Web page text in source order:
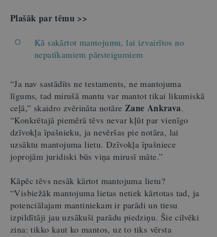
Plašāk par tēmu >>
Kā sakārtot mantojumu, lai izvairītos no
nepatīkamiem pārsteigumiem
“Ja nav sastādīts ne testaments, ne mantojuma
līgums, tad mirušā mantu var mantot tikai likumiskā
ceļā,” skaidro zvērināta notāre Zane Ankrava.
“Konkrētajā piemērā tēvs nevar kļūt par vienīgo
dzīvokļa īpašnieku, ja nevēršas pie notāra, lai
uzsāktu mantojuma lietu. Dzīvokļa īpašniece
joprojām juridiski būs viņa mirusī māte.”
Kāpēc tēvs nesāk kārtot mantojuma lietu?
“Visbiežāk mantojuma lietas netiek kārtotas tad, ja
potenciālajam mantiniekam ir parādi un tiesu
izpildītāji jau uzsākuši parādu piedziņu. Šie cilvēki
zina: tikko kaut ko mantos, uz to tiks vērsta